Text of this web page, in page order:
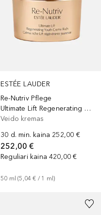
ESTÉE LAUDER
Re-Nutriv Pflege
Ultimate Lift Regenerating Cream Rich
Veido kremas
30 d. min. kaina 252,00 €
252,00 €
Reguliari kaina 420,00 €
50 ml (5,04 € / 1 ml)